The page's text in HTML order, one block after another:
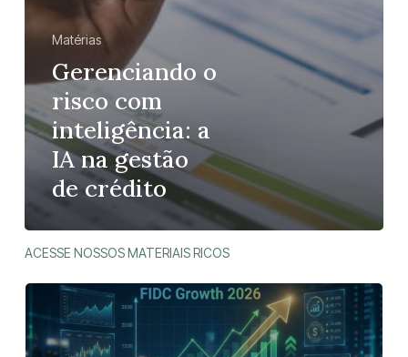
Matérias
Gerenciando o
risco com
inteligência: a
IA na gestão
de crédito
ACESSE NOSSOS MATERIAIS RICOS